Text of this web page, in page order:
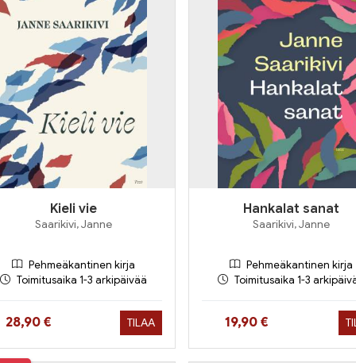
Kieli vie
Saarikivi, Janne
Pehmeäkantinen kirja
Toimitusaika 1-3 arkipäivää
Hinta nyt
28,90 € TILAA
Hankalat sanat
Saarikivi, Janne
Pehmeäkantinen kirja
Toimitusaika 1-3
Hinta nyt
19,90 €